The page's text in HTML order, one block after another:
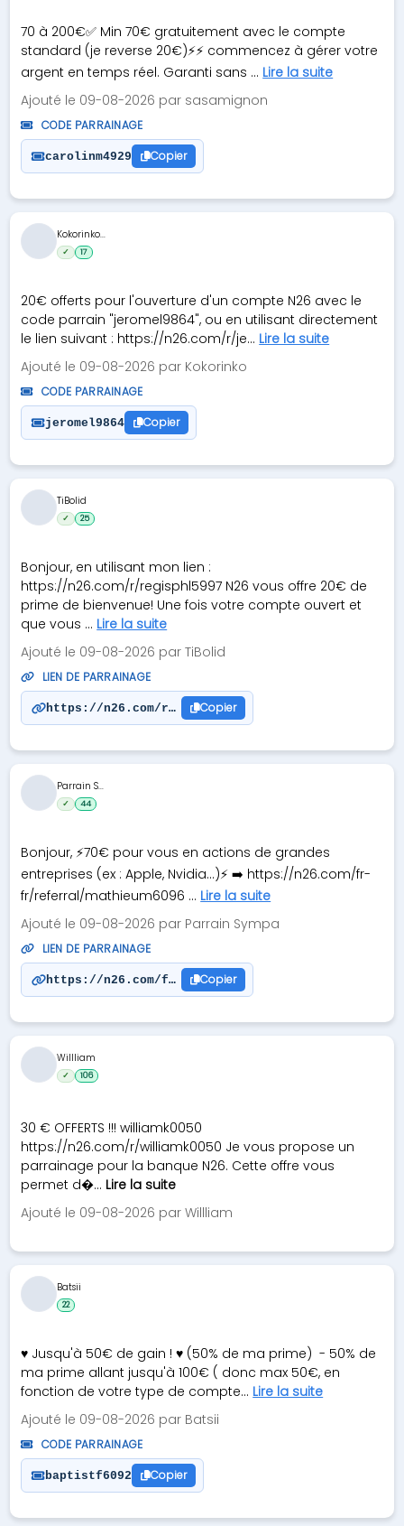
70 à 200€✅ Min 70€ gratuitement avec le compte
standard (je reverse 20€)⚡⚡ commencez à gérer votre
argent en temps réel. Garanti sans ... Lire la suite
Ajouté le 09-08-2026 par sasamignon
CODE PARRAINAGE
carolinm4929 Copier
20€ offerts pour l'ouverture d'un compte N26 avec le
code parrain "jeromel9864", ou en utilisant directement
le lien suivant : https://n26.com/r/je... Lire la suite
Ajouté le 09-08-2026 par Kokorinko
CODE PARRAINAGE
jeromel9864 Copier
Kokorinko...
✓ 17
Bonjour, en utilisant mon lien :
https://n26.com/r/regisphl5997 N26 vous offre 20€ de
prime de bienvenue! Une fois votre compte ouvert et
que vous ... Lire la suite
Ajouté le 09-08-2026 par TiBolid
LIEN DE PARRAINAGE
https://n26.com/r/regisphl5997
Copier
TiBolid
✓ 25
Bonjour, ⚡70€ pour vous en actions de grandes
entreprises (ex : Apple, Nvidia...)⚡ ➡️ https://n26.com/fr-
fr/referral/mathieum6096 ... Lire la suite
Ajouté le 09-08-2026 par Parrain Sympa
LIEN DE PARRAINAGE
https://n26.com/fr-fr/referral/mathieum6096
Copier
Parrain S...
✓ 44
30 € OFFERTS !!! williamk0050
https://n26.com/r/williamk0050 Je vous propose un
parrainage pour la banque N26. Cette offre vous
permet d�... Lire la suite
Ajouté le 09-08-2026 par Willliam
Willliam
✓ 106
♥ Jusqu'à 50€ de gain ! ♥ (50% de ma prime) - 50% de
ma prime allant jusqu'à 100€ ( donc max 50€, en
fonction de votre type de compte... Lire la suite
Ajouté le 09-08-2026 par Batsii
CODE PARRAINAGE
baptistf6092 Copier
Batsii
22